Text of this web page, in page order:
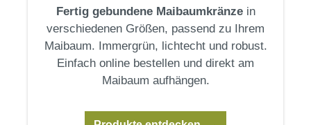
Fertig gebundene Maibaumkränzein
verschiedenen Größen, passend zu Ihrem
Maibaum. Immergrün, lichtecht und robust.
Einfach online bestellen und direkt am
Maibaum aufhängen.